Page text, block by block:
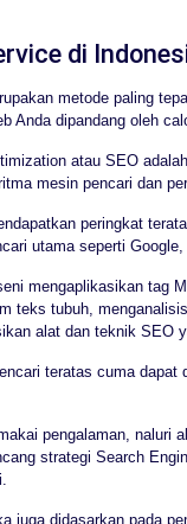
di
metode paling
Anda dipandang oleh
atau SEO
mesin pencari dan
peringkat
utama seperti Google,
mengaplikasikan tag
teks tubuh,
alat dan teknik SEO
teratas cuma dapat
pengalaman, naluri
strategi Search
juga didasarkan pada